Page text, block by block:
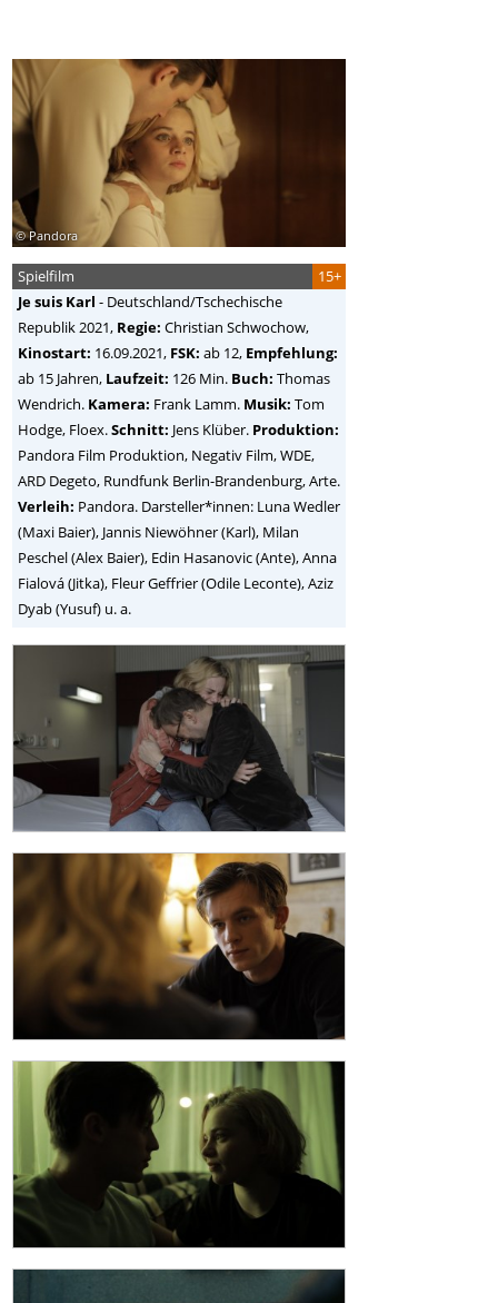
© Pandora
15+
Spielfilm
Je suis Karl - Deutschland/Tschechische
Republik2021, Regie: Christian Schwochow,
Kinostart: 16.09.2021, FSK: ab 12, Empfehlung:
ab 15 Jahren, Laufzeit: 126 Min. Buch: Thomas
Wendrich. Kamera: Frank Lamm. Musik: Tom
Hodge, Floex.Schnitt: Jens Klüber. Produktion:
Pandora Film Produktion, Negativ Film, WDE,
ARD Degeto, Rundfunk Berlin-Brandenburg, Arte.
Verleih: Pandora. Darsteller*innen: Luna Wedler
(Maxi Baier), Jannis Niewöhner (Karl), Milan
Peschel (Alex Baier), Edin Hasanovic (Ante), Anna
Fialová (Jitka), Fleur Geffrier (Odile Leconte), Aziz
Dyab (Yusuf) u. a.